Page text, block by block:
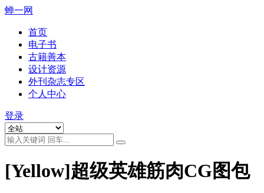
蝉一网
首页
电子书
古籍善本
设计资源
外刊杂志专区
个人中心
登录
[Yellow]超级英雄筋肉CG图包